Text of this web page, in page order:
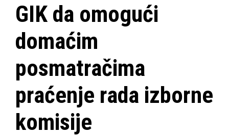
GIK da omogući
domaćim
posmatračima
praćenje rada izborne
komisije